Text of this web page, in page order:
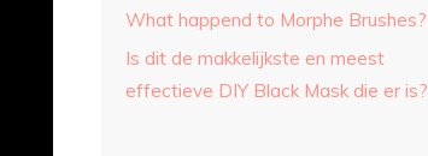
What happend to Morphe Brushes?
Is dit de makkelijkste en meest
effectieve DIY Black Mask die er is?